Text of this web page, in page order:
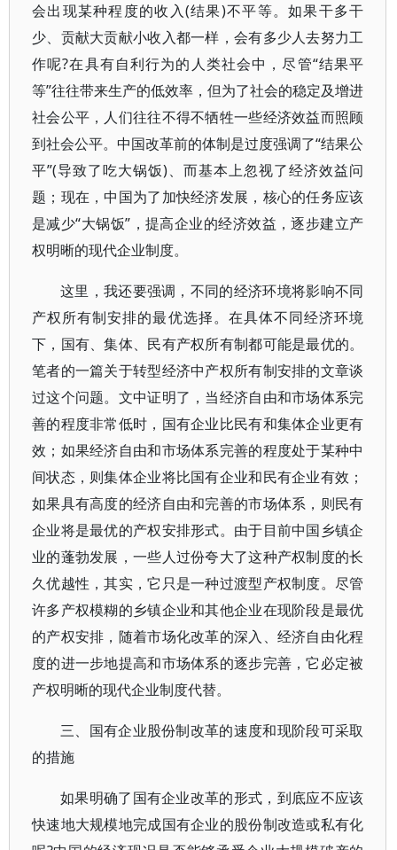
会出现某种程度的收入(结果)不平等。如果干多干
少、贡献大贡献小收入都一样，会有多少人去努力工
作呢?在具有自利行为的人类社会中，尽管“结果平
等”往往带来生产的低效率，但为了社会的稳定及增进
社会公平，人们往往不得不牺牲一些经济效益而照顾
到社会公平。中国改革前的体制是过度强调了“结果公
平”(导致了吃大锅饭)、而基本上忽视了经济效益问
题；现在，中国为了加快经济发展，核心的任务应该
是减少“大锅饭”，提高企业的经济效益，逐步建立产
权明晰的现代企业制度。
这里，我还要强调，不同的经济环境将影响不同
产权所有制安排的最优选择。在具体不同经济环境
下，国有、集体、民有产权所有制都可能是最优的。
笔者的一篇关于转型经济中产权所有制安排的文章谈
过这个问题。文中证明了，当经济自由和市场体系完
善的程度非常低时，国有企业比民有和集体企业更有
效；如果经济自由和市场体系完善的程度处于某种中
间状态，则集体企业将比国有企业和民有企业有效；
如果具有高度的经济自由和完善的市场体系，则民有
企业将是最优的产权安排形式。由于目前中国乡镇企
业的蓬勃发展，一些人过份夸大了这种产权制度的长
久优越性，其实，它只是一种过渡型产权制度。尽管
许多产权模糊的乡镇企业和其他企业在现阶段是最优
的产权安排，随着市场化改革的深入、经济自由化程
度的进一步地提高和市场体系的逐步完善，它必定被
产权明晰的现代企业制度代替。
三、国有企业股份制改革的速度和现阶段可采取
的措施
如果明确了国有企业改革的形式，到底应不应该
快速地大规模地完成国有企业的股份制改造或私有化